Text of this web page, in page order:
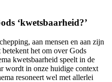
‘kwetsbaarheid?’
aan mensen en aan zijn
het om over Gods
kwetsbaarheid speelt in de
wordt in onze huidige context
resoneert wel met allerlei